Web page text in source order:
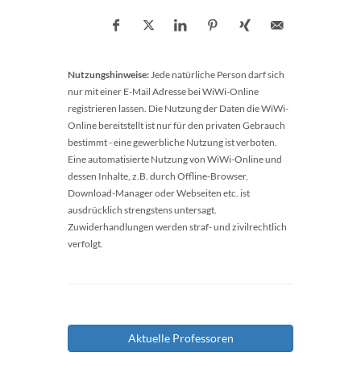
Nutzungshinweise:Jede natürliche Person darf sich
nur mit einer E-Mail Adresse bei WiWi-Online
registrieren lassen. Die Nutzung der Daten die WiWi-
Online bereitstellt ist nur für den privaten Gebrauch
bestimmt - eine gewerbliche Nutzung ist verboten.
Eine automatisierte Nutzung von WiWi-Online und
dessen Inhalte, z.B. durch Offline-Browser,
Download-Manager oder Webseiten etc. ist
ausdrücklich strengstens untersagt.
Zuwiderhandlungen werden straf- und zivilrechtlich
verfolgt.
Aktuelle Professoren